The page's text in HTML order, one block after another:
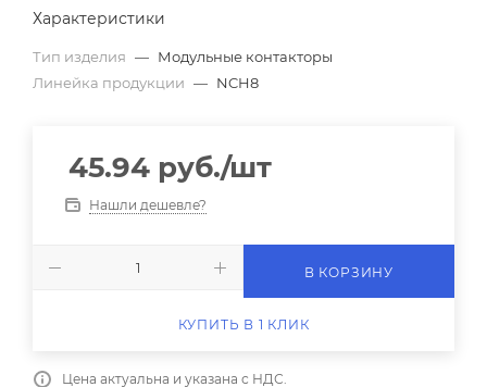
Характеристики
Тип изделия — Модульные контакторы
Линейка продукции — NCH8
45.94 руб./шт
Нашли дешевле?
В КОРЗИНУ
КУПИТЬ В 1 КЛИК
Цена актуальна и указана с НДС.